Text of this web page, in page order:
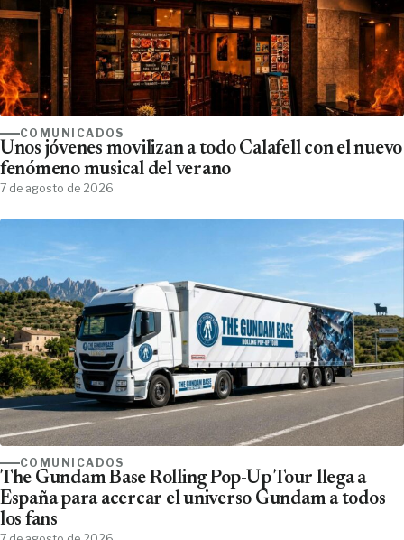
COMUNICADOS
Unos jóvenes movilizan a todo Calafell con el nuevo
fenómeno musical del verano
7 de agosto de 2026
COMUNICADOS
The Gundam Base Rolling Pop-Up Tour llega a
España para acercar el universo Gundam a todos
los fans